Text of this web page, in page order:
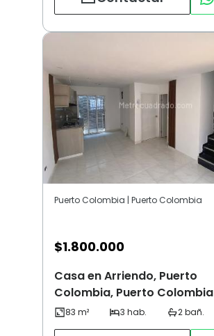
Puerto Colombia | Puerto Colombia
$1.800.000
Casa en Arriendo, Puerto
Colombia, Puerto Colombia